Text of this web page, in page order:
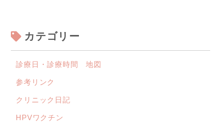
カテゴリー
診療日・診療時間 地図
参考リンク
クリニック日記
HPVワクチン